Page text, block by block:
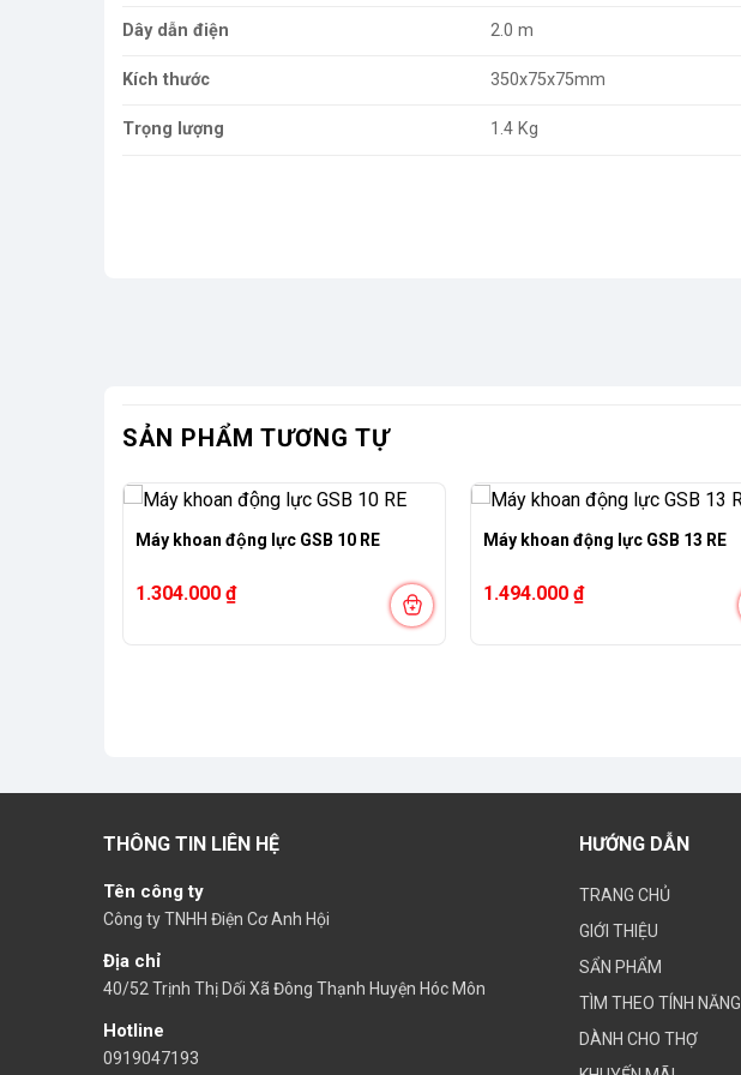
Dây dẫn điện 2.0 m
Kích thước 350x75x75mm
Trọng lượng 1.4 Kg
SẢN PHẨM TƯƠNG TỰ
Máy khoan động lực GSB 10 RE
1.304.000 ₫
Máy khoan động lực GSB 13 RE
1.494.000 ₫
THÔNG TIN LIÊN HỆ
Tên công ty
Công ty TNHH Điện Cơ Anh Hội
Địa chỉ
40/52 Trịnh Thị Dối Xã Đông Thạnh Huyện Hóc Môn
Hotline
0919047193
HƯỚNG DẪN
TRANG CHỦ
GIỚI THIỆU
SẨN PHẨM
TÌM THEO TÍNH NĂNG
DÀNH CHO THỢ